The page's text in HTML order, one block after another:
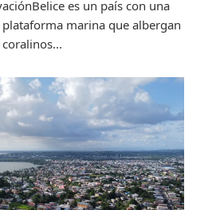
es un país con una
marina que albergan